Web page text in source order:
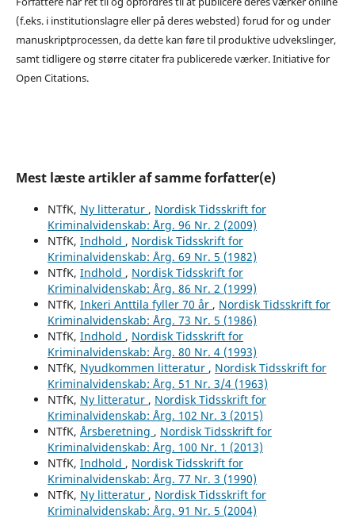
(f.eks. i institutionslagre eller på deres websted) forud for og under
manuskriptprocessen, da dette kan føre til produktive udvekslinger,
samt tidligere og større citater fra publicerede værker. Initiative for
Open Citations.
Mest læste artikler af samme forfatter(e)
NTfK, Ny litteratur , Nordisk Tidsskrift for
Kriminalvidenskab: Årg. 96 Nr. 2 (2009)
NTfK, Indhold , Nordisk Tidsskrift for
Kriminalvidenskab: Årg. 69 Nr. 5 (1982)
NTfK, Indhold , Nordisk Tidsskrift for
Kriminalvidenskab: Årg. 86 Nr. 2 (1999)
NTfK, Inkeri Anttila fyller 70 år , Nordisk Tidsskrift for
Kriminalvidenskab: Årg. 73 Nr. 5 (1986)
NTfK, Indhold , Nordisk Tidsskrift for
Kriminalvidenskab: Årg. 80 Nr. 4 (1993)
NTfK, Nyudkommen litteratur , Nordisk Tidsskrift for
Kriminalvidenskab: Årg. 51 Nr. 3/4 (1963)
NTfK, Ny litteratur , Nordisk Tidsskrift for
Kriminalvidenskab: Årg. 102 Nr. 3 (2015)
NTfK, Årsberetning , Nordisk Tidsskrift for
Kriminalvidenskab: Årg. 100 Nr. 1 (2013)
NTfK, Indhold , Nordisk Tidsskrift for
Kriminalvidenskab: Årg. 77 Nr. 3 (1990)
NTfK, Ny litteratur , Nordisk Tidsskrift for
Kriminalvidenskab: Årg. 91 Nr. 5 (2004)